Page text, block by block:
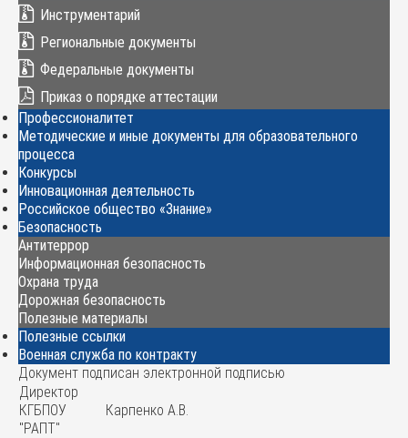
Инструментарий
Региональные документы
Федеральные документы
Приказ о порядке аттестации
Профессионалитет
Методические и иные документы для образовательного
процесса
Конкурсы
Инновационная деятельность
Российское общество «Знание»
Безопасность
Антитеррор
Информационная безопасность
Охрана труда
Дорожная безопасность
Полезные материалы
Полезные ссылки
Военная служба по контракту
Документ подписан электронной подписью
Директор
КГБПОУ
"РАПТ"
Карпенко А.В.